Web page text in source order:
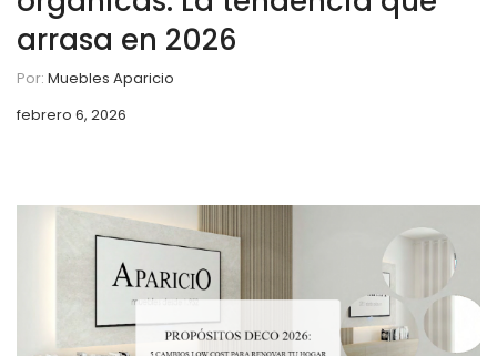
arrasa en 2026
Por: Muebles Aparicio
febrero 6, 2026